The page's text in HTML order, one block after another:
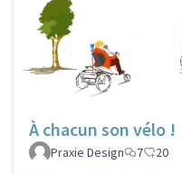
À chacun son vélo !
Praxie Design
7 20